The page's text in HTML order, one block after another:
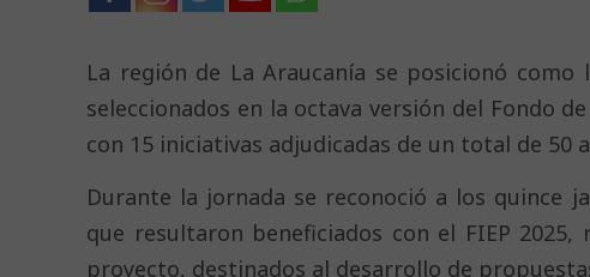
La región de La Araucanía se posicionó
seleccionados en la octava versión del Fondo
con 15 iniciativas adjudicadas de un total de 50
Durante la jornada se reconoció a los quince
que resultaron beneficiados con el FIEP
proyecto, destinados al desarrollo de